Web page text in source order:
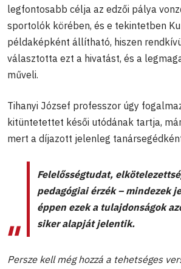
legfontosabb célja az edzői pálya
sportolók körében, és e tekintetben
példaképként állítható, hiszen
választotta ezt a hivatást, és a
műveli.
Tihanyi József professzor úgy
kitüntetettet késői utódának tartja,
mert a díjazott jelenleg
Felelősségtudat,
pedagógiai érzék – mindezek
éppen ezek a tulajdonságok
siker alapját jelentik.
Persze kell még hozzá a tehetséges